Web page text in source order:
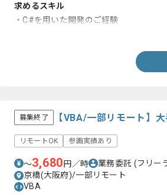
求めるスキル
・C#を用いた開発のご経験
募集終了 【VBA/一部リモート】
リモートOK 参画実績あり
〜3,680円／時 業務委託 (フリー
京橋(大阪府)/一部リモート
VBA